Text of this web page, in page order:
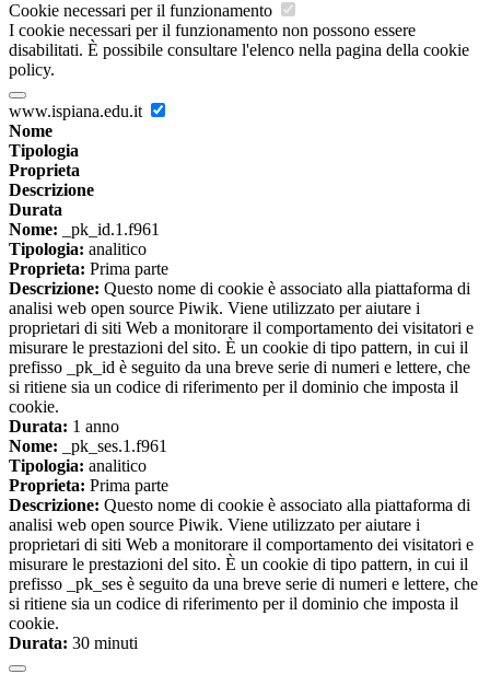
Cookie necessari per il funzionamento
I cookie necessari per il funzionamento non possono essere
disabilitati. È possibile consultare l'elenco nella pagina della cookie
policy.
www.ispiana.edu.it
Nome
Tipologia
Proprieta
Descrizione
Durata
Nome: _pk_id.1.f961
Tipologia: analitico
Proprieta: Prima parte
Descrizione: Questo nome di cookie è associato alla piattaforma di
analisi web open source Piwik. Viene utilizzato per aiutare i
proprietari di siti Web a monitorare il comportamento dei visitatori e
misurare le prestazioni del sito. È un cookie di tipo pattern, in cui il
prefisso _pk_id è seguito da una breve serie di numeri e lettere, che
si ritiene sia un codice di riferimento per il dominio che imposta il
cookie.
Durata: 1 anno
Nome: _pk_ses.1.f961
Tipologia: analitico
Proprieta: Prima parte
Descrizione: Questo nome di cookie è associato alla piattaforma di
analisi web open source Piwik. Viene utilizzato per aiutare i
proprietari di siti Web a monitorare il comportamento dei visitatori e
misurare le prestazioni del sito. È un cookie di tipo pattern, in cui il
prefisso _pk_ses è seguito da una breve serie di numeri e lettere, che
si ritiene sia un codice di riferimento per il dominio che imposta il
cookie.
Durata: 30 minuti